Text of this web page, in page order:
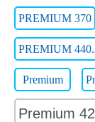
PREMIUM 370
PREMIUM
Premium
Premium